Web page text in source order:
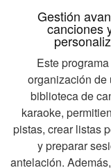
Gestión
canciones
Este
organización de
biblioteca de
karaoke,
pistas, crear listas
y preparar
antelación.